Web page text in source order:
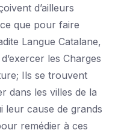
d’ailleurs
que pour faire
Langue Catalane,
les Charges
Ils se trouvent
dans les villes de la
leur cause de grands
remédier à ces